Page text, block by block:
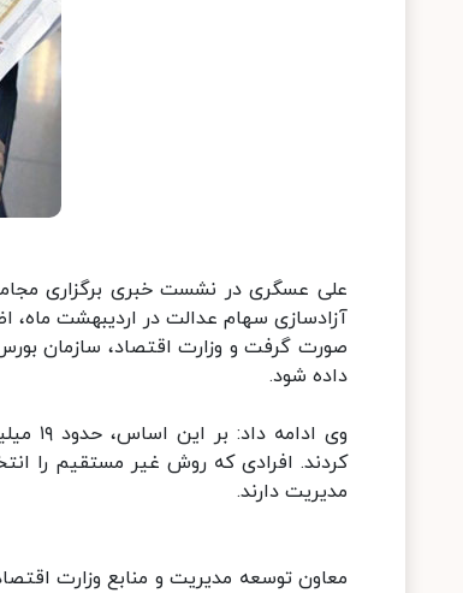
علی عسگری در نشست خبری برگزاری
آزادسازی سهام عدالت در اردیبهشت ماه،
صورت گرفت و وزارت اقتصاد، سازمان
داده شود.
کردند. افرادی که روش غیر مستقیم را
مدیریت دارند.
معاون توسعه مدیریت و منابع وزارت